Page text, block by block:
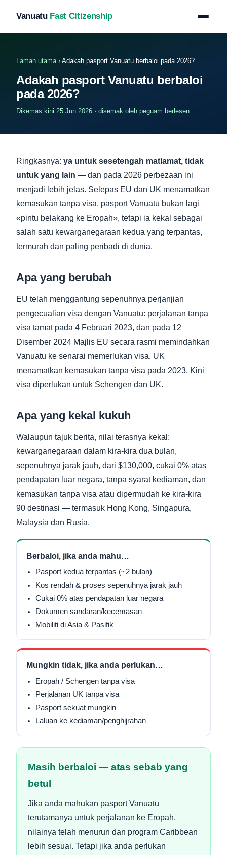
Vanuatu Fast Citizenship
Laman utama › Adakah pasport Vanuatu berbaloi pada 2026?
Adakah pasport Vanuatu berbaloi
pada 2026?
Dikemas kini 25 Jun 2026 · disemak oleh peguam berlesen
Ringkasnya: ya untuk sesetengah matlamat, tidak
untuk yang lain — dan pada 2026 perbezaan ini
menjadi lebih jelas. Selepas EU dan UK menamatkan
kemasukan tanpa visa, pasport Vanuatu bukan lagi
«pintu belakang ke Eropah», tetapi ia kekal sebagai
salah satu kewarganegaraan kedua yang terpantas,
termurah dan paling peribadi di dunia.
Apa yang berubah
EU telah menggantung sepenuhnya perjanjian
pengecualian visa dengan Vanuatu: perjalanan tanpa
visa tamat pada 4 Februari 2023, dan pada 12
Disember 2024 Majlis EU secara rasmi memindahkan
Vanuatu ke senarai memerlukan visa. UK
menamatkan kemasukan tanpa visa pada 2023. Kini
visa diperlukan untuk Schengen dan UK.
Apa yang kekal kukuh
Walaupun tajuk berita, nilai terasnya kekal:
kewarganegaraan dalam kira-kira dua bulan,
sepenuhnya jarak jauh, dari $130,000, cukai 0% atas
pendapatan luar negara, tanpa syarat kediaman, dan
kemasukan tanpa visa atau dipermudah ke kira-kira
90 destinasi — termasuk Hong Kong, Singapura,
Malaysia dan Rusia.
Berbaloi, jika anda mahu…
Pasport kedua terpantas (~2 bulan)
Kos rendah & proses sepenuhnya jarak jauh
Cukai 0% atas pendapatan luar negara
Dokumen sandaran/kecemasan
Mobiliti di Asia & Pasifik
Mungkin tidak, jika anda perlukan…
Eropah / Schengen tanpa visa
Perjalanan UK tanpa visa
Pasport sekuat mungkin
Laluan ke kediaman/penghijrahan
Masih berbaloi — atas sebab yang
betul
Jika anda mahukan pasport Vanuatu
terutamanya untuk perjalanan ke Eropah,
nilainya telah menurun dan program Caribbean
lebih sesuai. Tetapi jika anda perlukan